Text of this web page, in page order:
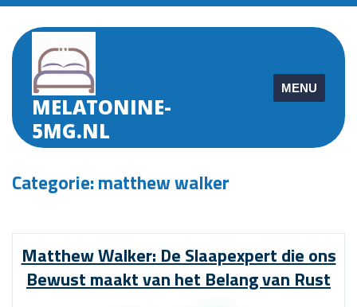
Skip
content
MELATONINE-
5MG.NL
MENU
Categorie:matthew walker
Matthew Walker: De Slaapexpert die ons
Bewust maakt van het Belang van Rust